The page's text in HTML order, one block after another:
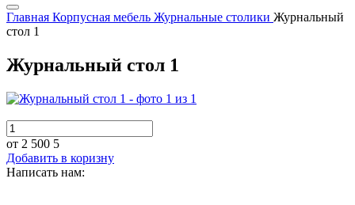
Главная Корпусная мебель Журнальные столики Журнальный
стол 1
Журнальный стол 1
от 2 500 5
Добавить в коризну
Написать нам: